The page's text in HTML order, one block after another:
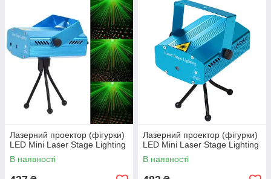
Лазерний проектор (фігурки)
LED Mini Laser Stage Lighting
В наявності
Лазерний проектор (фігурки)
LED Mini Laser Stage Lighting
В наявності